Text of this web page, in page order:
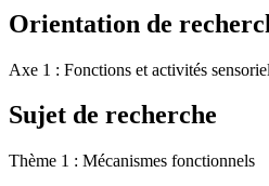
Orientation de
Axe 1 : Fonctions et activités
Sujet de recherche
Thème 1 : Mécanismes fonctionnels